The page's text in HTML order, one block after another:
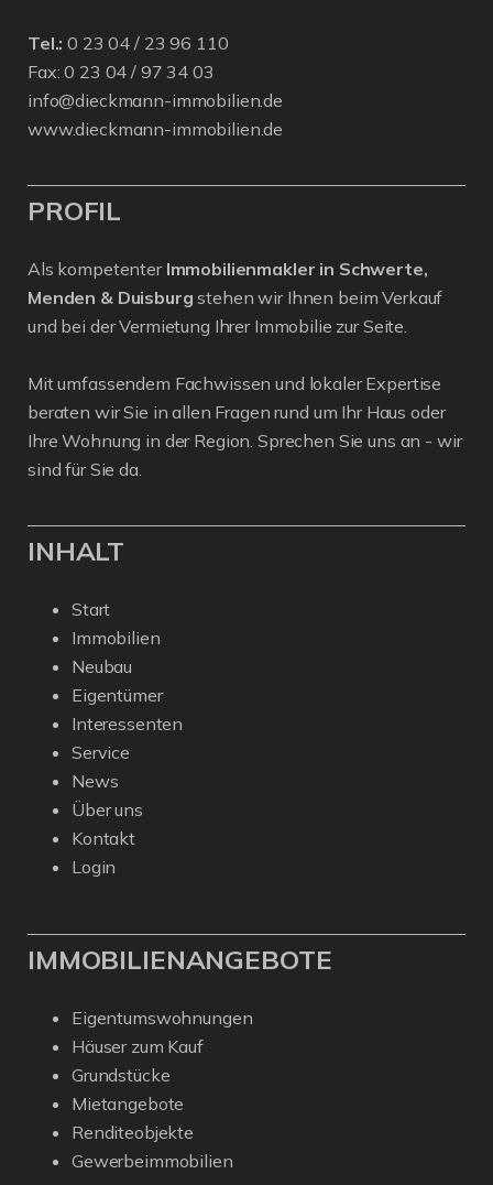
Tel.: 0 23 04 / 23 96 110
Fax: 0 23 04 / 97 34 03
info@dieckmann-immobilien.de
www.dieckmann-immobilien.de
PROFIL
Als kompetenter Immobilienmakler in Schwerte,
Menden & Duisburg stehen wir Ihnen beim Verkauf
und bei der Vermietung Ihrer Immobilie zur Seite.
Mit umfassendem Fachwissen und lokaler Expertise
beraten wir Sie in allen Fragen rund um Ihr Haus oder
Ihre Wohnung in der Region. Sprechen Sie uns an - wir
sind für Sie da.
INHALT
Start
Immobilien
Neubau
Eigentümer
Interessenten
Service
News
Über uns
Kontakt
Login
IMMOBILIENANGEBOTE
Eigentumswohnungen
Häuser zum Kauf
Grundstücke
Mietangebote
Renditeobjekte
Gewerbeimmobilien